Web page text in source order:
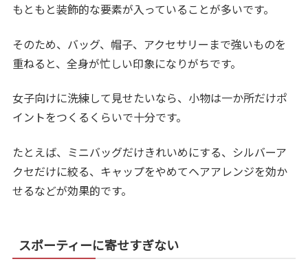
もともと装飾的な要素が入っていることが多いです。
そのため、バッグ、帽子、アクセサリーまで強いものを
重ねると、全身が忙しい印象になりがちです。
女子向けに洗練して見せたいなら、小物は一か所だけポ
イントをつくるくらいで十分です。
たとえば、ミニバッグだけきれいめにする、シルバーア
クセだけに絞る、キャップをやめてヘアアレンジを効か
せるなどが効果的です。
スポーティーに寄せすぎない